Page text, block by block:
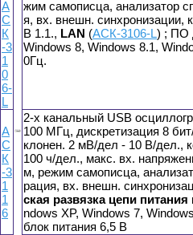
А
С
К
-3
1
0
6-
L
жим самописца, анализатор
я, вх. внешн. синхронизации,
B 1.1., LAN (АСК-3106-L) ; ПО
Windows 8, Windows 8.1,
0Гц.
А
С
К
-3
1
1
6
2-х канальный USB
100 МГц, дискретизация 8
клонен. 2 мВ/дел - 10 В/дел.,
100 ч/дел., макс. вх.
м, режим самописца,
рация, вх. внешн.
ская развязка цепи питания
ndows XP, Windows 7,
блок питания 6,5 В